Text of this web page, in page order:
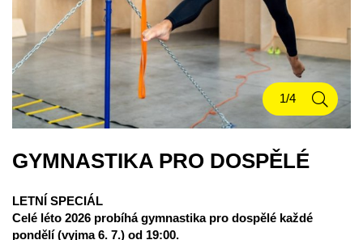
GYMNASTIKA PRO DOSPĚLÉ
LETNÍ SPECIÁL
Celé léto 2026 probíhá gymnastika pro dospělé každé
pondělí (vyjma 6. 7.) od 19:00.